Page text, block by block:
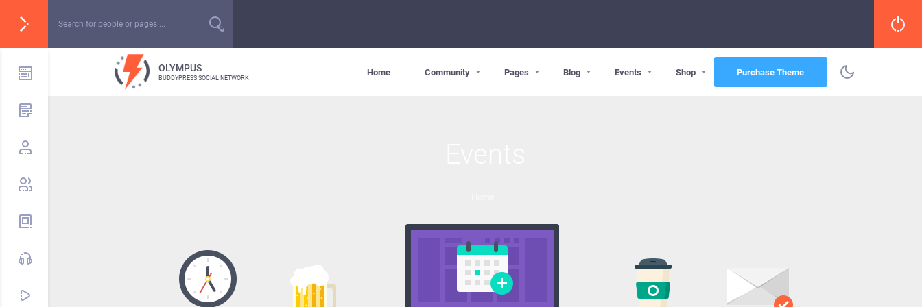
OLYMPUS
BUDDYPRESS SOCIAL NETWORK
Home Community Pages Blog Events Shop Purchase Theme